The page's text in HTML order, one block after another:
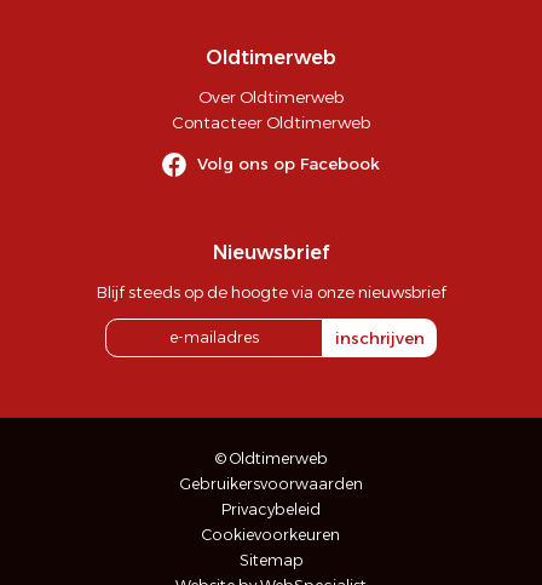
Oldtimerweb
Over Oldtimerweb
Contacteer Oldtimerweb
Volg ons op Facebook
Nieuwsbrief
Blijf steeds op de hoogte via onze nieuwsbrief
inschrijven
© Oldtimerweb
Gebruikersvoorwaarden
Privacybeleid
Cookievoorkeuren
Sitemap